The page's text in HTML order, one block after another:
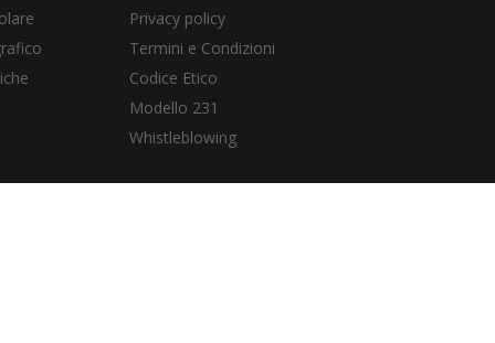
Privacy policy
Termini e Condizioni
Codice Etico
Modello 231
Whistleblowing